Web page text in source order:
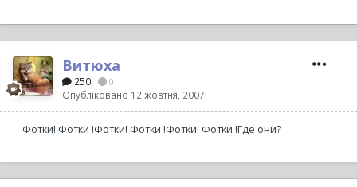
Витюха
250 0
Опубліковано 12 жовтня, 2007
Фотки! Фотки !Фотки! Фотки !Фотки! Фотки !Где они?